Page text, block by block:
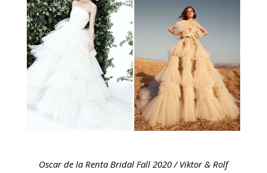
Oscar de la Renta Bridal Fall 2020 / Viktor & Rolf